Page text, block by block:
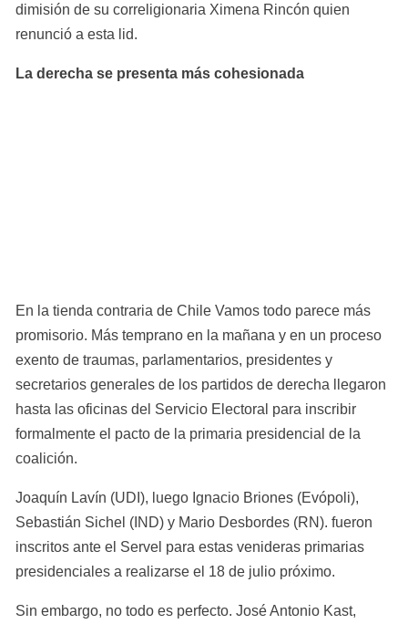
dimisión de su correligionaria Ximena Rincón quien
renunció a esta lid.
La derecha se presenta más cohesionada
En la tienda contraria de Chile Vamos todo parece más
promisorio. Más temprano en la mañana y en un proceso
exento de traumas, parlamentarios, presidentes y
secretarios generales de los partidos de derecha llegaron
hasta las oficinas del Servicio Electoral para inscribir
formalmente el pacto de la primaria presidencial de la
coalición.
Joaquín Lavín (UDI), luego Ignacio Briones (Evópoli),
Sebastián Sichel (IND) y Mario Desbordes (RN). fueron
inscritos ante el Servel para estas venideras primarias
presidenciales a realizarse el 18 de julio próximo.
Sin embargo, no todo es perfecto. José Antonio Kast,